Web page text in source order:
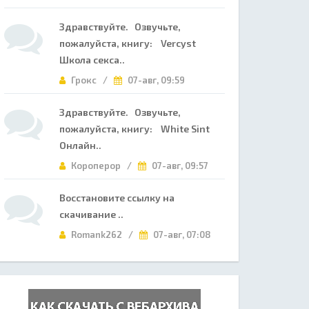
Здравствуйте. Озвучьте,
пожалуйста, книгу: Vercyst
Школа секса..
Грокс / 07-авг, 09:59
Здравствуйте. Озвучьте,
пожалуйста, книгу: White Sint
Онлайн..
Короперор / 07-авг, 09:57
Восстановите ссылку на
скачивание ..
Romank262 / 07-авг, 07:08